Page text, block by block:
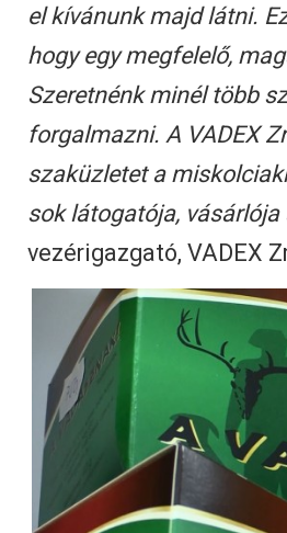
el kívánunk majd látni.
hogy egy megfelelő,
Szeretnénk minél több
forgalmazni. A VADEX
szaküzletet a
sok látogatója, vásárlója
vezérigazgató, VADEX